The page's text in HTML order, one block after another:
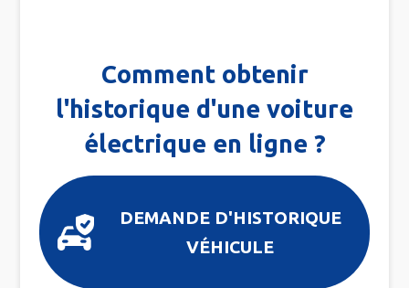
Comment obtenir
l'historique d'une voiture
électrique en ligne ?
DEMANDE D'HISTORIQUE
VÉHICULE